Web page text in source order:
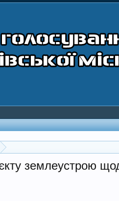
землеустрою